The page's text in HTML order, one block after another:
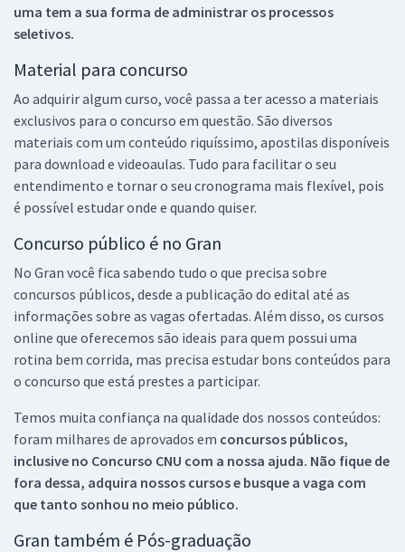
uma tem a sua forma de administrar os processos
seletivos.
Material para concurso
Ao adquirir algum curso, você passa a ter acesso a materiais
exclusivos para o concurso em questão. São diversos
materiais com um conteúdo riquíssimo, apostilas disponíveis
para download e videoaulas. Tudo para facilitar o seu
entendimento e tornar o seu cronograma mais flexível, pois
é possível estudar onde e quando quiser.
Concurso público é no Gran
No Gran você fica sabendo tudo o que precisa sobre
concursos públicos, desde a publicação do edital até as
informações sobre as vagas ofertadas. Além disso, os cursos
online que oferecemos são ideais para quem possui uma
rotina bem corrida, mas precisa estudar bons conteúdos para
o concurso que está prestes a participar.
Temos muita confiança na qualidade dos nossos conteúdos:
foram milhares de aprovados em concursos públicos,
inclusive no Concurso CNU com a nossa ajuda. Não fique de
fora dessa, adquira nossos cursos e busque a vaga com
que tanto sonhou no meio público.
Gran também é Pós-graduação